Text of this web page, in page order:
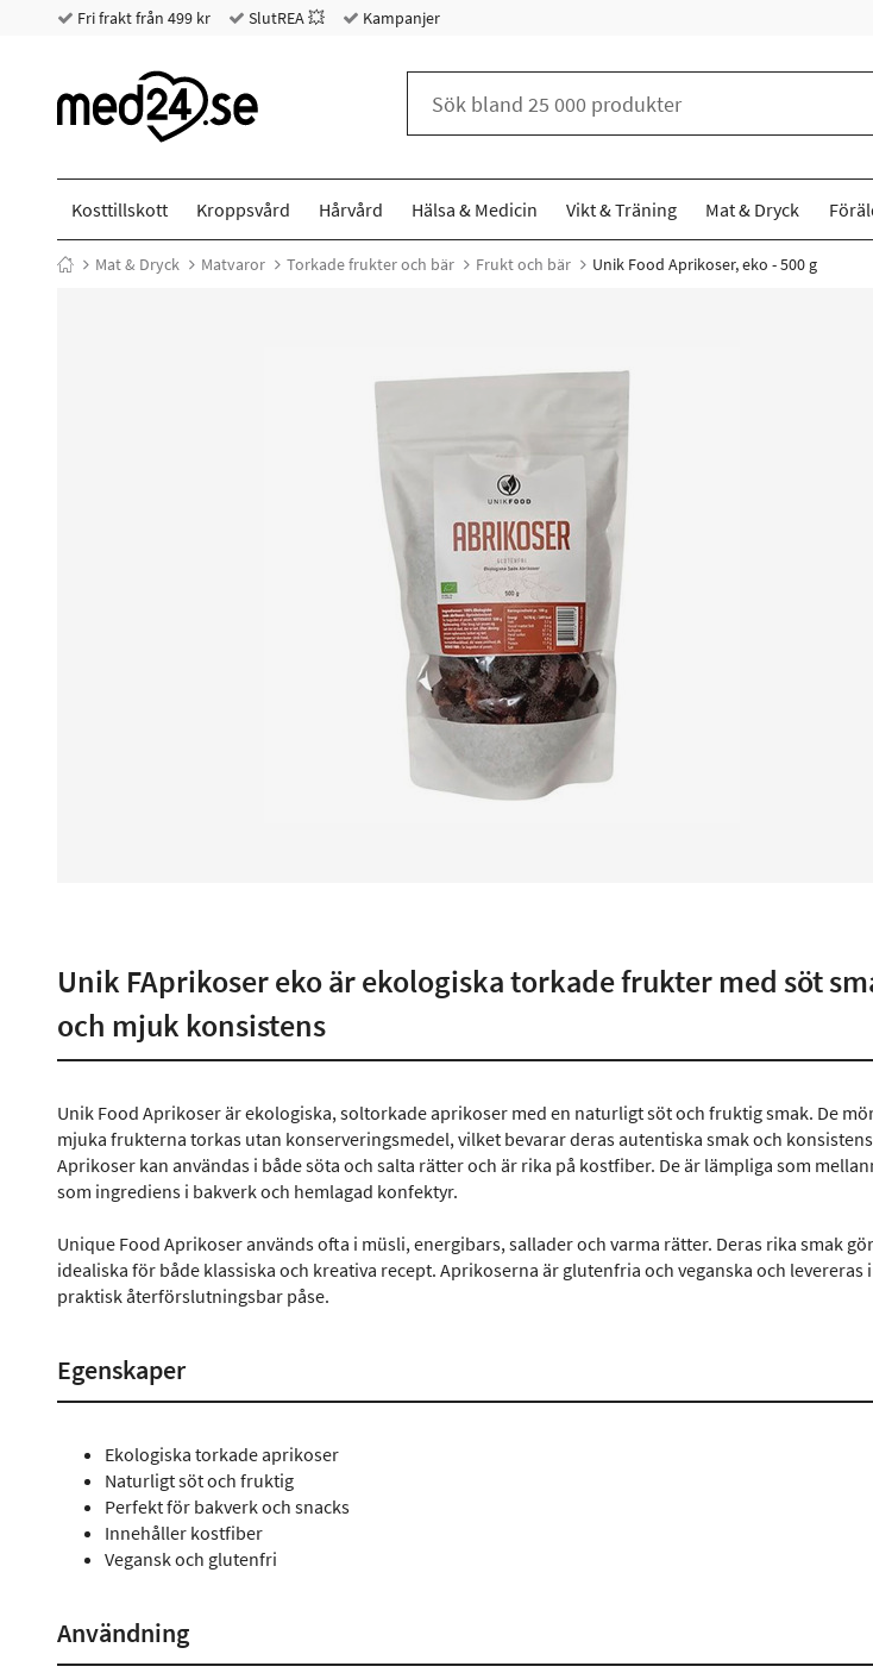
Fri frakt från 499 kr SlutREA 💥 Kampanjer
Kosttillskott Kroppsvård Hårvård Hälsa & Medicin Vikt & Träning Mat & Dryck
Mat & Dryck Matvaror Torkade frukter och bär Frukt och bär Unik Food Aprikoser, eko - 500 g
Unik FAprikoser eko är ekologiska torkade frukter med söt
och mjuk konsistens
Unik Food Aprikoser är ekologiska, soltorkade aprikoser med en naturligt söt och fruktig smak. De
mjuka frukterna torkas utan konserveringsmedel, vilket bevarar deras autentiska smak och
Aprikoser kan användas i både söta och salta rätter och är rika på kostfiber. De är lämpliga som
som ingrediens i bakverk och hemlagad konfektyr.
Unique Food Aprikoser används ofta i müsli, energibars, sallader och varma rätter. Deras rika smak
idealiska för både klassiska och kreativa recept. Aprikoserna är glutenfria och veganska och levereras
praktisk återförslutningsbar påse.
Egenskaper
Ekologiska torkade aprikoser
Naturligt söt och fruktig
Perfekt för bakverk och snacks
Innehåller kostfiber
Vegansk och glutenfri
Användning